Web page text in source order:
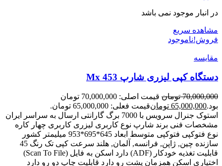
در انبار موجود نمی باشد
مشاهده سریع
فروش!ناموجود
مقایسه
دستگاه کپی لیزری شارپ Mx 453
70,000,000 تومان
قیمت اصلی: 70,000,000 تومان
بود.65,000,000 تومانقیمت فعلی: 65,000,000 تومان.
استوک جنرال سرویس با 7000 برگ گارانتی ارسال به سراسر ایران
مشخصات فنی برند شارپ نوع کاربری لیزری کاربری چهار کاره
نوع فتوکپی فتوکپی متوسط ابعاد 645*695*953 میلیمتر کشور
سازنده چین, ژاپن, فرانسه, آلمان, هلند سرعت کپی تک رنگ 45
قابلیت تغذیه خودکار (ADF) دارد اسکن به فایل (Scan To File)
اختیاری اسکن همزمان پشت رو دارد قابلیت چاپ دو رو دارد